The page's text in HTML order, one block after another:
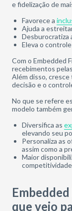
e fidelização de
Favorece a
Ajuda a
Desburocratiza
Eleva o
Com o Embedded
recebimentos
Além disso, cresce
decisão e o
No que se refere
modelo também
Diversifica as
elevando seu
Personaliza as
assim como a
Maior
que veio